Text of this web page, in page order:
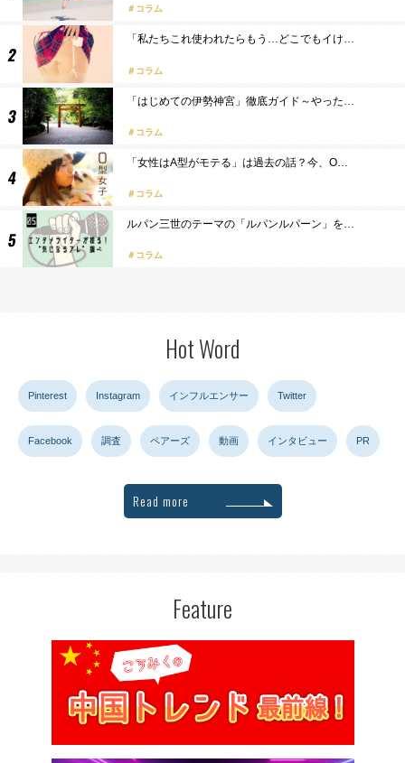
コラム
「私たちこれ使われたらもう…どこでもイけ…
コラム
「はじめての伊勢神宮」徹底ガイド～やった…
コラム
「女性はA型がモテる」は過去の話？今、O…
コラム
ルパン三世のテーマの「ルパンルパーン」を…
コラム
Hot Word
Pinterest Instagram インフルエンサー Twitter
Facebook 調査 ペアーズ 動画 インタビュー PR
Read more
Feature